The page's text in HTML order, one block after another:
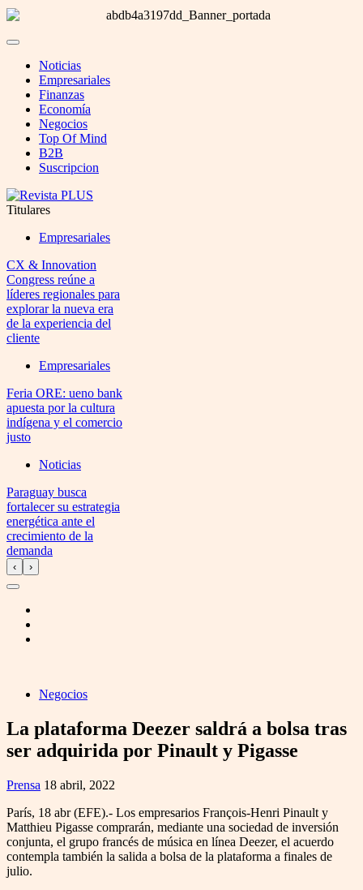
Noticias
Empresariales
Finanzas
Economía
Negocios
Top Of Mind
B2B
Suscripcion
Titulares
Empresariales
CX & Innovation
Congress reúne a
líderes regionales para
explorar la nueva era
de la experiencia del
cliente
Empresariales
Feria ORE: ueno bank
apuesta por la cultura
indígena y el comercio
justo
Noticias
Paraguay busca
fortalecer su estrategia
energética ante el
crecimiento de la
demanda
‹ ›
Negocios
La plataforma Deezer saldrá a bolsa tras
ser adquirida por Pinault y Pigasse
Prensa 18 abril, 2022
París, 18 abr (EFE).- Los empresarios François-Henri Pinault y
Matthieu Pigasse comprarán, mediante una sociedad de inversión
conjunta, el grupo francés de música en línea Deezer, el acuerdo
contempla también la salida a bolsa de la plataforma a finales de
julio.